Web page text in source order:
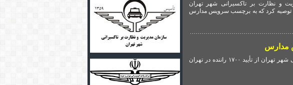
و نظارت بر تاکسیرانی شهر تهران
توصیه کرد که به برچسب سرویس مدارس
به گزارش گروه حمل و نقل عمومی و شهری تهرانی نیوز، مدیر عامل سازمان تاکسیرانی شهر تهران از تأیید ۱۷۰۰ راننده در تهران